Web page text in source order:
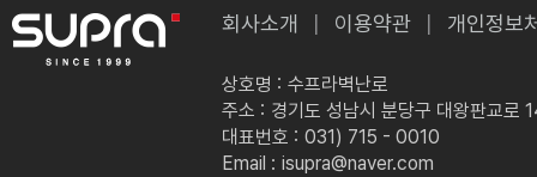
회사소개 이용약관 개인정보
상호명 : 수프라벽난로
주소 : 경기도 성남시 분당구 대왕판교로
대표번호 : 031) 715 - 0010
Email : isupra@naver.com